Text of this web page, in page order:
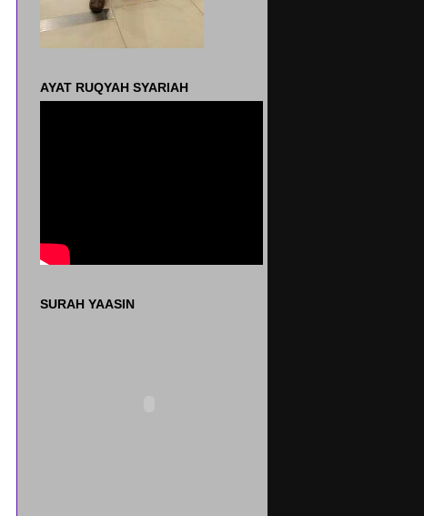
AYAT RUQYAH SYARIAH
SURAH YAASIN